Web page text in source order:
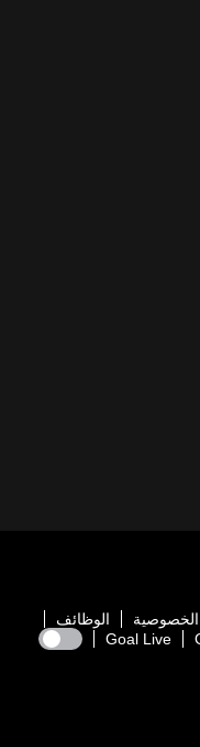
الوظائف
Goal Live